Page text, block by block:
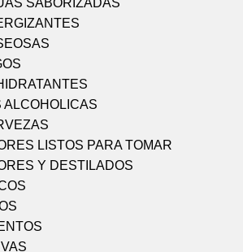
SABORIZADAS
ALCOHOLICAS
LISTOS PARA TOMAR
Y DESTILADOS